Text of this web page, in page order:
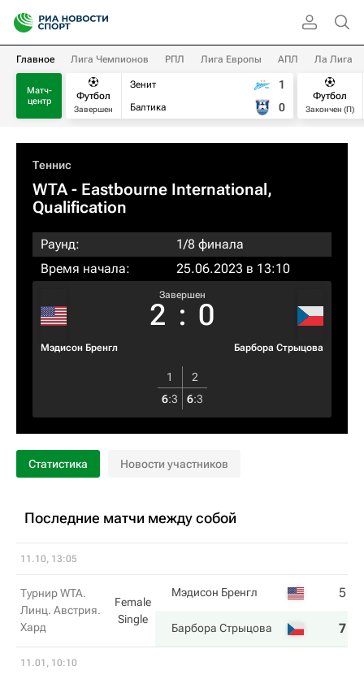
Главное Лига Чемпионов РПЛ Лига Европы АПЛ Ла Лига
Матч-
центр
Футбол
Завершен
Зенит
Балтика
1
0
Футбол
Закончен (П)
Теннис
WTA- Eastbourne International,
Qualification
Раунд:
1/8 финала
Время начала:
25.06.2023 в 13:10
Мэдисон Бренгл
Завершен
2 : 0
Барбора Стрыцова
1
2
6:3 6:3
Статистика Новости участников
Последние матчи между собой
11.10, 13:05
Турнир WTA.
Линц. Австрия.
Хард
Female
Single
Мэдисон Бренгл 5
Барбора Стрыцова 7
11.01, 10:10